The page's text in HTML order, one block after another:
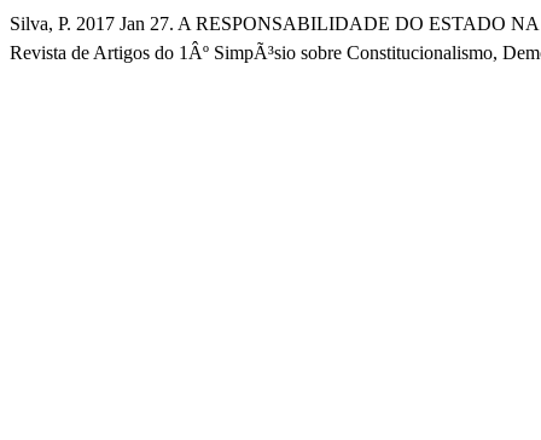
Silva, P. 2017 Jan 27. A RESPONSABILIDADE DO ESTADO
Revista de Artigos do 1Âº SimpÃ³sio sobre Constitucionalismo,